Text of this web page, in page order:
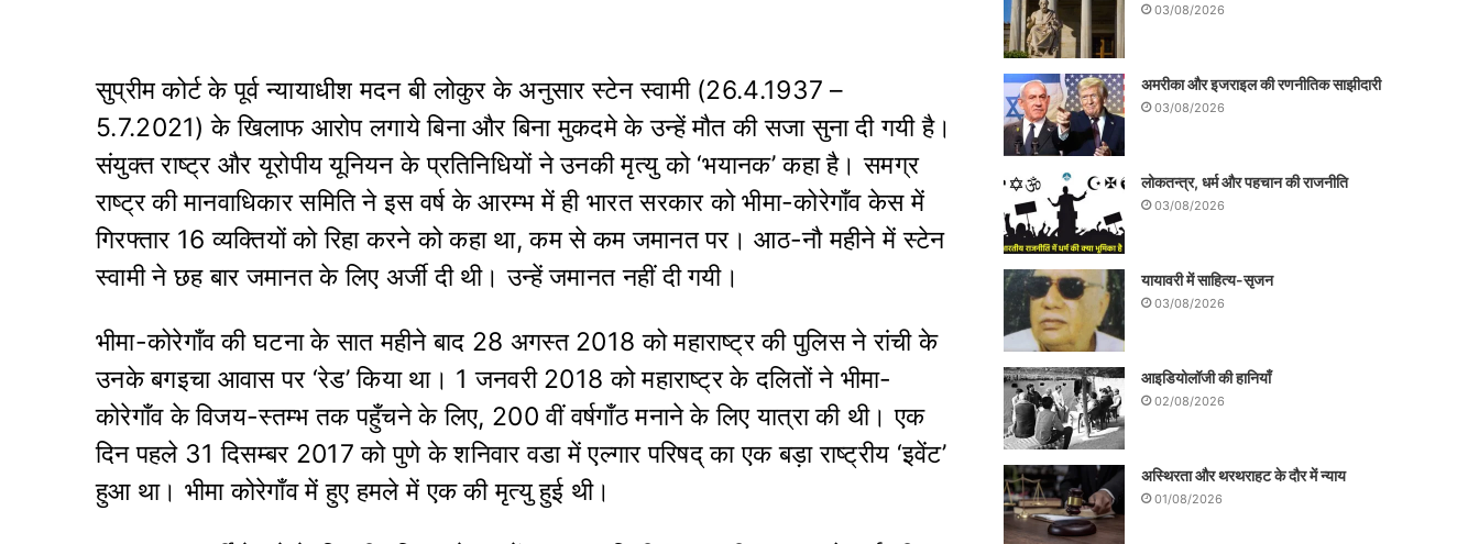
सुप्रीम कोर्ट के पूर्व न्यायाधीश मदन बी लोकुर के अनुसार स्टेन स्वामी (26.4.1937 –
5.7.2021) के खिलाफ आरोप लगाये बिना और बिना मुकदमे के उन्हें मौत की सजा सुना दी गयी है।
संयुक्त राष्ट्र और यूरोपीय यूनियन के प्रतिनिधियों ने उनकी मृत्यु को ‘भयानक’ कहा है। समग्र
राष्ट्र की मानवाधिकार समिति ने इस वर्ष के आरम्भ में ही भारत सरकार को भीमा-कोरेगाँव केस में
गिरफ्तार 16 व्यक्तियों को रिहा करने को कहा था, कम से कम जमानत पर। आठ-नौ महीने में स्टेन
स्वामी ने छह बार जमानत के लिए अर्जी दी थी। उन्हें जमानत नहीं दी गयी।
भीमा-कोरेगाँव की घटना के सात महीने बाद 28 अगस्त 2018 को महाराष्ट्र की पुलिस ने रांची के
उनके बगइचा आवास पर ‘रेड’ किया था। 1 जनवरी 2018 को महाराष्ट्र के दलितों ने भीमा-
कोरेगाँव के विजय-स्तम्भ तक पहुँचने के लिए, 200 वीं वर्षगाँठ मनाने के लिए यात्रा की थी। एक
दिन पहले 31 दिसम्बर 2017 को पुणे के शनिवार वडा में एल्गार परिषद् का एक बड़ा राष्ट्रीय ‘इवेंट’
हुआ था। भीमा कोरेगाँव में हुए हमले में एक की मृत्यु हुई थी।
03/08/2026
अमरीका और इजराइल की रणनीतिक साझीदारी
03/08/2026
लोकतन्त्र, धर्म और पहचान की राजनीति
03/08/2026
यायावरी में साहित्य-सृजन
03/08/2026
आइडियोलॉजी की हानियाँ
02/08/2026
अस्थिरता और थरथराहट के दौर में न्याय
01/08/2026